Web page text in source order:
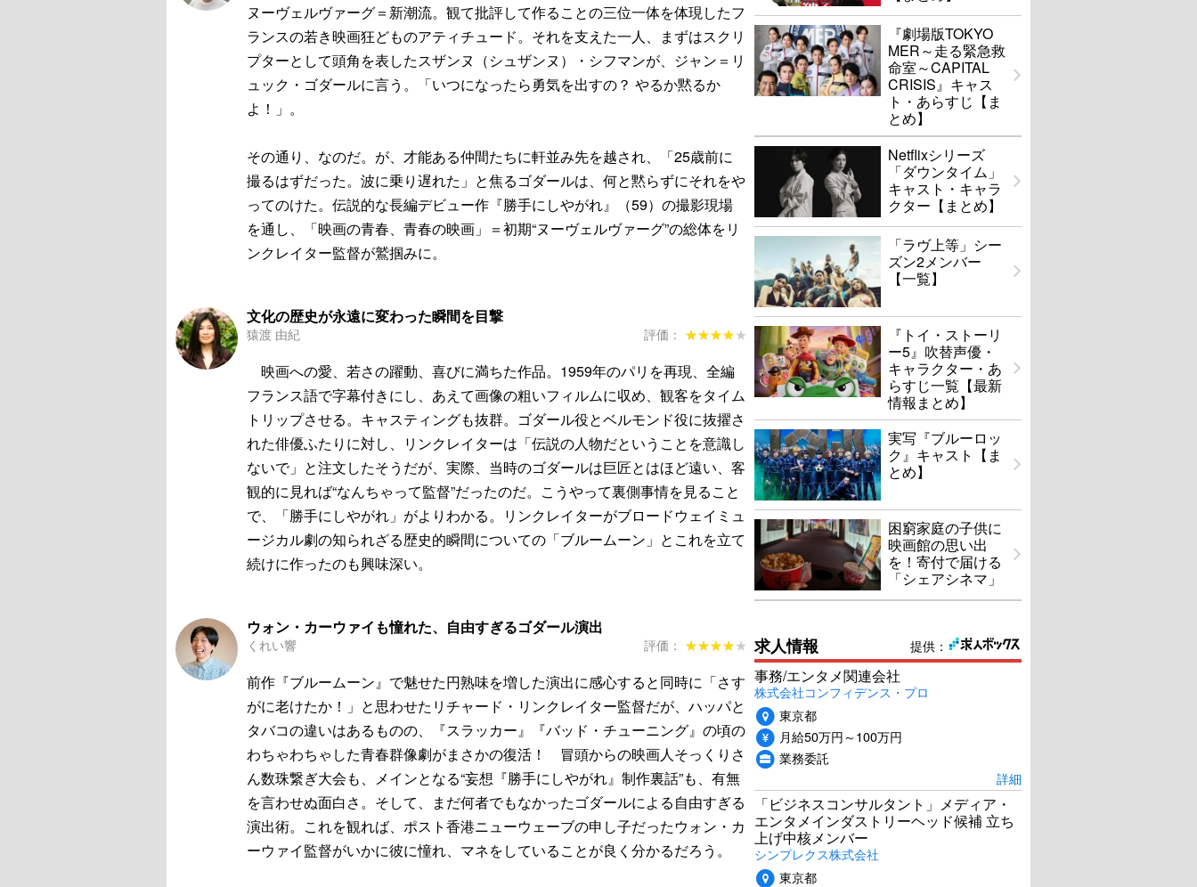
ヌーヴェルヴァーグ＝新潮流。観て批評して作ることの三位一体を体現したフ
ランスの若き映画狂どものアティチュード。それを支えた一人、まずはスクリ
プターとして頭角を表したスザンヌ（シュザンヌ）・シフマンが、ジャン＝リ
ュック・ゴダールに言う。「いつになったら勇気を出すの？ やるか黙るか
よ！」。
その通り、なのだ。が、才能ある仲間たちに軒並み先を越され、「25歳前に
撮るはずだった。波に乗り遅れた」と焦るゴダールは、何と黙らずにそれをや
ってのけた。伝説的な長編デビュー作『勝手にしやがれ』（59）の撮影現場
を通し、「映画の青春、青春の映画」＝初期“ヌーヴェルヴァーグ”の総体をリ
ンクレイター監督が鷲掴みに。
文化の歴史が永遠に変わった瞬間を目撃
猿渡 由紀 評価： ★★★★★
★★★★★
映画への愛、若さの躍動、喜びに満ちた作品。1959年のパリを再現、全編
フランス語で字幕付きにし、あえて画像の粗いフィルムに収め、観客をタイム
トリップさせる。キャスティングも抜群。ゴダール役とベルモンド役に抜擢さ
れた俳優ふたりに対し、リンクレイターは「伝説の人物だということを意識し
ないで」と注文したそうだが、実際、当時のゴダールは巨匠とはほど遠い、客
観的に見れば“なんちゃって監督”だったのだ。こうやって裏側事情を見ること
で、「勝手にしやがれ」がよりわかる。リンクレイターがブロードウェイミュ
ージカル劇の知られざる歴史的瞬間についての「ブルームーン」とこれを立て
続けに作ったのも興味深い。
ウォン・カーウァイも憧れた、自由すぎるゴダール演出
くれい響 評価： ★★★★★
★★★★★
前作『ブルームーン』で魅せた円熟味を増した演出に感心すると同時に「さす
がに老けたか！」と思わせたリチャード・リンクレイター監督だが、ハッパと
タバコの違いはあるものの、『スラッカー』『バッド・チューニング』の頃の
わちゃわちゃした青春群像劇がまさかの復活！ 冒頭からの映画人そっくりさ
ん数珠繋ぎ大会も、メインとなる“妄想『勝手にしやがれ』制作裏話”も、有無
を言わせぬ面白さ。そして、まだ何者でもなかったゴダールによる自由すぎる
演出術。これを観れば、ポスト香港ニューウェーブの申し子だったウォン・カ
ーウァイ監督がいかに彼に憧れ、マネをしていることが良く分かるだろう。
『劇場版TOKYO
MER～走る緊急救
命室～CAPITAL
CRISIS』キャス
ト・あらすじ【ま
とめ】
Netflixシリーズ
「ダウンタイム」
キャスト・キャラ
クター【まとめ】
「ラヴ上等」シー
ズン2メンバー
【一覧】
『トイ・ストーリ
ー5』吹替声優・
キャラクター・あ
らすじ一覧【最新
情報まとめ】
実写『ブルーロッ
ク』キャスト【ま
とめ】
困窮家庭の子供に
映画館の思い出
を！寄付で届ける
「シェアシネマ」
提供：
求人情報
事務/エンタメ関連会社
株式会社コンフィデンス・プロ
東京都
月給50万円～100万円
業務委託
詳細
「ビジネスコンサルタント」メディア・
エンタメインダストリーヘッド候補 立ち
上げ中核メンバー
シンプレクス株式会社
東京都